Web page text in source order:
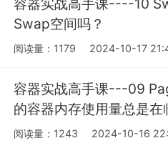
Swap空间吗？
阅读量：1179 2024-10-17
容器实战高手课---09
的容器内存使用量总是在
阅读量：1243 2024-10-16